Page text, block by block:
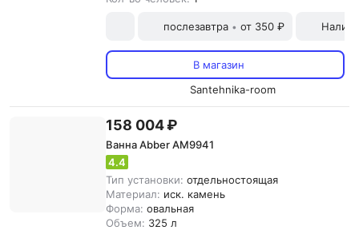
послезавтра • от 350 ₽
В магазин
Santehnika-room
158 004 ₽
Ванна Abber AM9941
4.4
Тип установки: отдельностоящая
Материал: иск. камень
Форма: овальная
Объем: 325 л